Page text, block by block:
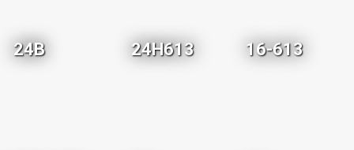
24B 24H613 16-613